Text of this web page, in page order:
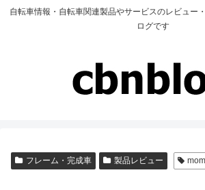
自転車情報・自転車関連製品やサービスのレビュー
ログです
フレーム・完成車 製品レビュー